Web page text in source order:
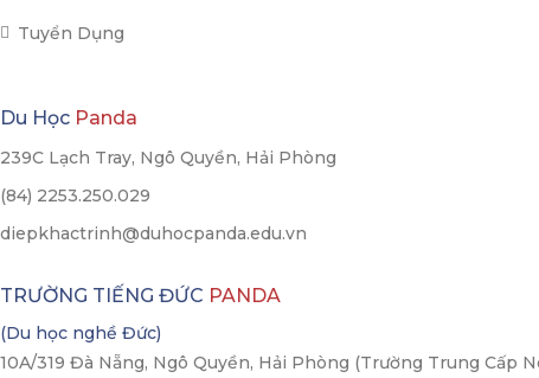
Tuyển Dụng
Du Học Panda
239C Lạch Tray, Ngô Quyền, Hải Phòng
(84) 2253.250.029
diepkhactrinh@duhocpanda.edu.vn
TRƯỜNG TIẾNG ĐỨC PANDA
(Du học nghề Đức)
10A/319 Đà Nẵng, Ngô Quyền, Hải Phòng (Trường Trung Cấp